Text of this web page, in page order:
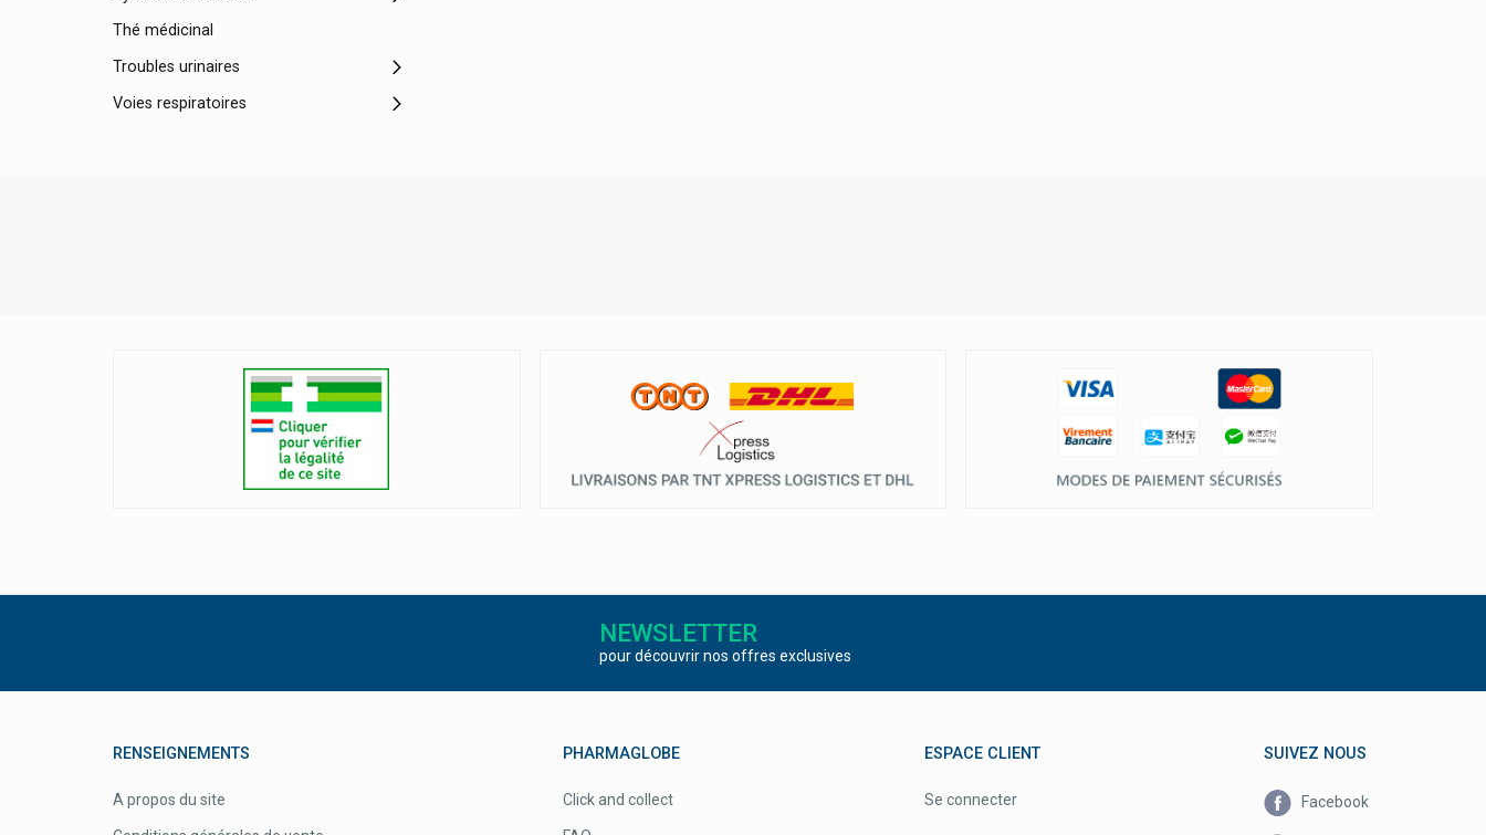
Thé médicinal
Troubles urinaires
Voies respiratoires
NEWSLETTER
pour découvrir nos offres exclusives
RENSEIGNEMENTS
A propos du site
PHARMAGLOBE
Click and collect
ESPACE CLIENT
Se connecter
SUIVEZ NOUS
Facebook